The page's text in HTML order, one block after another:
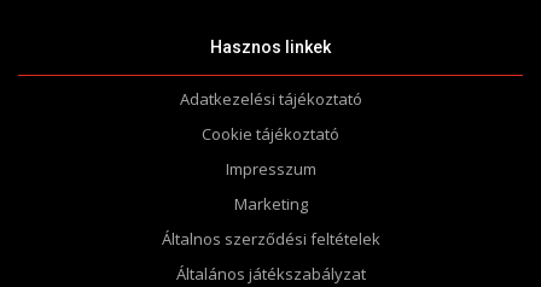
Hasznos linkek
Adatkezelési tájékoztató
Cookie tájékoztató
Impresszum
Marketing
Általnos szerződési feltételek
Általános játékszabályzat